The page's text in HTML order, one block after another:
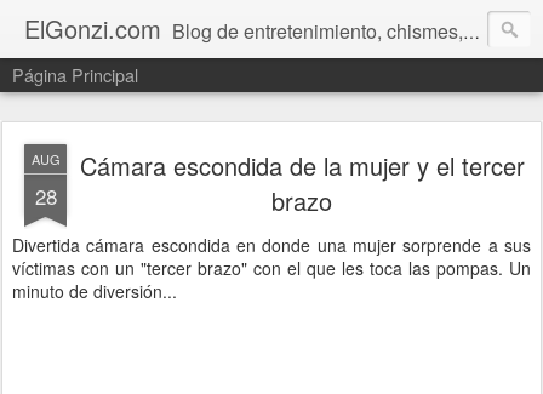
ElGonzi.com Blog de entretenimiento, chismes, humor, farándula, curiosidades, ovnis, noticias calientes, fotos, videos, paranormal y ¡más!
Página Principal
AUG
28
Cámara escondida de la mujer y el tercer
brazo
Divertida cámara escondida en donde una mujer sorprende a sus
víctimas con un "tercer brazo" con el que les toca las pompas. Un
minuto de diversión...